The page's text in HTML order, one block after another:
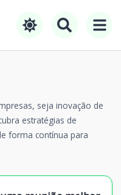
seja inovação de
estratégias de
forma contínua para